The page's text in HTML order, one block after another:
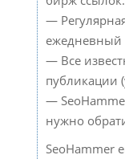
—
ежедневный
— Все
публикации
—
нужно
SeoHammer